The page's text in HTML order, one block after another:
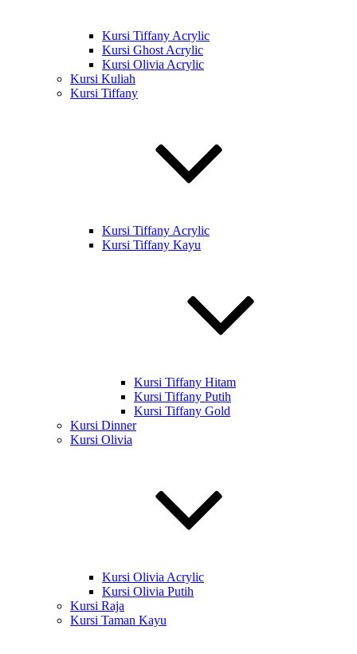
Kursi Tiffany Acrylic
Kursi Ghost Acrylic
Kursi Olivia Acrylic
Kursi Kuliah
Kursi Tiffany
Kursi Tiffany Acrylic
Kursi Tiffany Kayu
Kursi Tiffany Hitam
Kursi Tiffany Putih
Kursi Tiffany Gold
Kursi Dinner
Kursi Olivia
Kursi Olivia Acrylic
Kursi Olivia Putih
Kursi Raja
Kursi Taman Kayu